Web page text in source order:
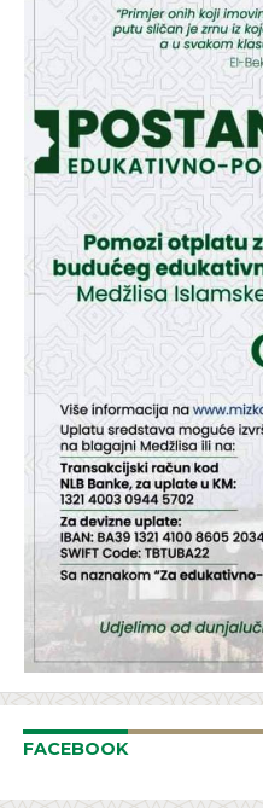
FACEBOOK